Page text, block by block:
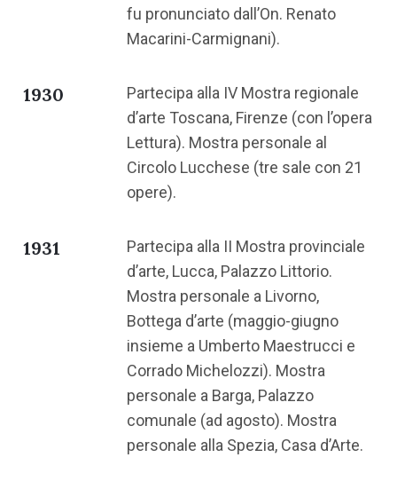
fu pronunciato dall’On. Renato
Macarini-Carmignani).
1930
Partecipa alla IV Mostra regionale
d’arte Toscana, Firenze (con l’opera
Lettura). Mostra personale al
Circolo Lucchese (tre sale con 21
opere).
1931
Partecipa alla II Mostra provinciale
d’arte, Lucca, Palazzo Littorio.
Mostra personale a Livorno,
Bottega d’arte (maggio-giugno
insieme a Umberto Maestrucci e
Corrado Michelozzi). Mostra
personale a Barga, Palazzo
comunale (ad agosto). Mostra
personale alla Spezia, Casa d’Arte.